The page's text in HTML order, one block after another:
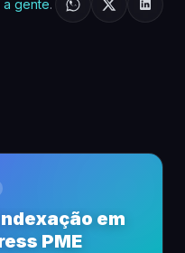
a gente.
em
PME